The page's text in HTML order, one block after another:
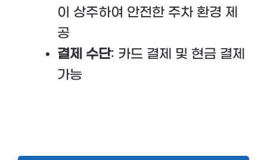
이 상주하여 안전한 주차 환경 제
공
결제 수단: 카드 결제 및 현금 결제
가능